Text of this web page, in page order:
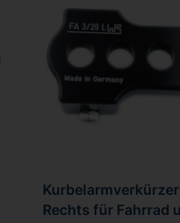
Rechts für Fahrrad